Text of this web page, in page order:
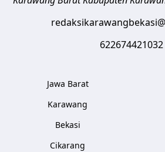
622674421032
Jawa Barat
Karawang
Bekasi
Cikarang